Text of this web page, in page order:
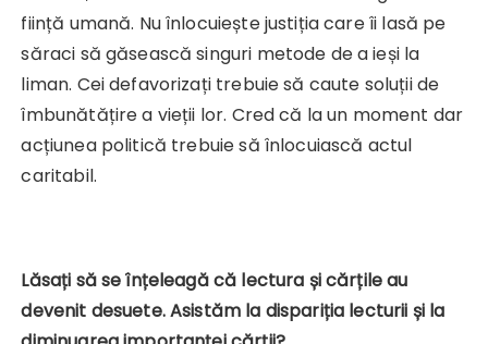
ființă umană. Nu înlocuiește justiția care îi lasă pe
săraci să găsească singuri metode de a ieși la
liman. Cei defavorizați trebuie să caute soluții de
îmbunătățire a vieții lor. Cred că la un moment dar
acțiunea politică trebuie să înlocuiască actul
caritabil.
Lăsați să se înțeleagă că lectura și cărțile au
devenit desuete. Asistăm la dispariția lecturii și la